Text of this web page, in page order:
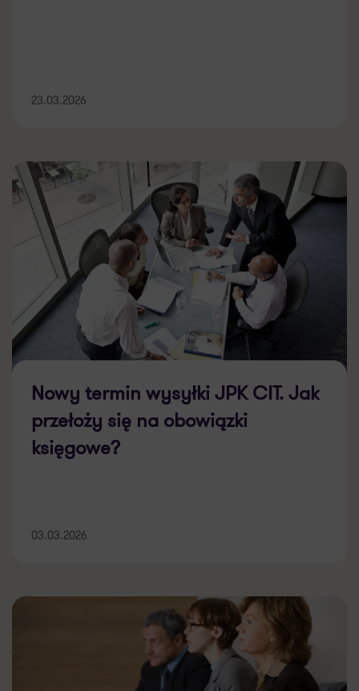
23.03.2026
Nowy termin wysyłki JPK CIT. Jak
przełoży się na obowiązki
księgowe?
03.03.2026